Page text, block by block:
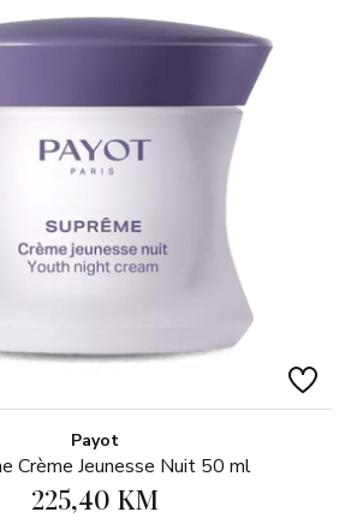
Payot
Crème Jeunesse Nuit 50 ml
225,40 KM